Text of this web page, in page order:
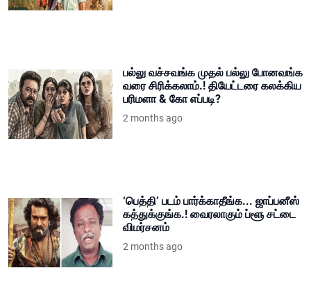
பல்லு வச்சவங்க முதல் பல்லு போனவங்க
வரை சிரிக்கலாம்.! தியேட்டரை கலக்கிய
பரிமளா & கோ எப்படி?
2 months ago
‘பெத்தி’ படம் பார்க்காதீங்க... ஜாப்பனீஸ்
கத்துக்குங்க.! வைரலாகும் ப்ளூ சட்டை
விமர்சனம்
2 months ago